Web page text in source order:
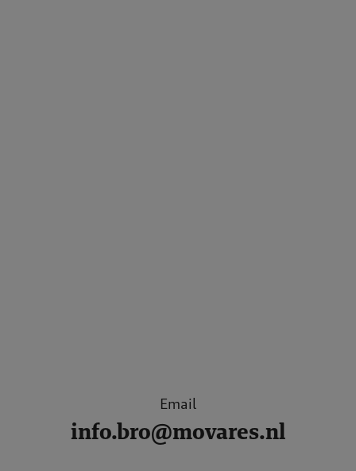
Email
info.bro@movares.nl